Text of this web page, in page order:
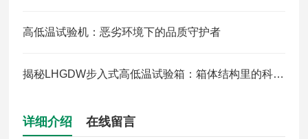
高低温试验机：恶劣环境下的品质守护者
揭秘LHGDW步入式高低温试验箱：箱体结构里的科技密码
详细介绍 在线留言